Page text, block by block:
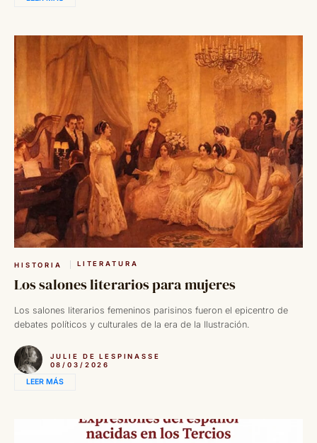
HISTORIA LITERATURA
Los salones literarios para mujeres
Los salones literarios femeninos parisinos fueron el epicentro de
debates políticos y culturales de la era de la Ilustración.
JULIE DE LESPINASSE
08/03/2026
LEER MÁS